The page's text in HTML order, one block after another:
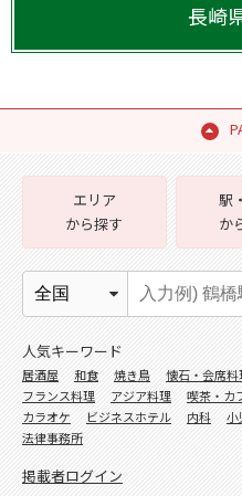
長崎
エリア
から探す
駅
か
人気キーワード
居酒屋 和食 焼き鳥 懐石・会席料
フランス料理
アジア料理 喫茶・カ
カラオケ
ビジネスホテル 内科 小
法律事務所
掲載者ログイン